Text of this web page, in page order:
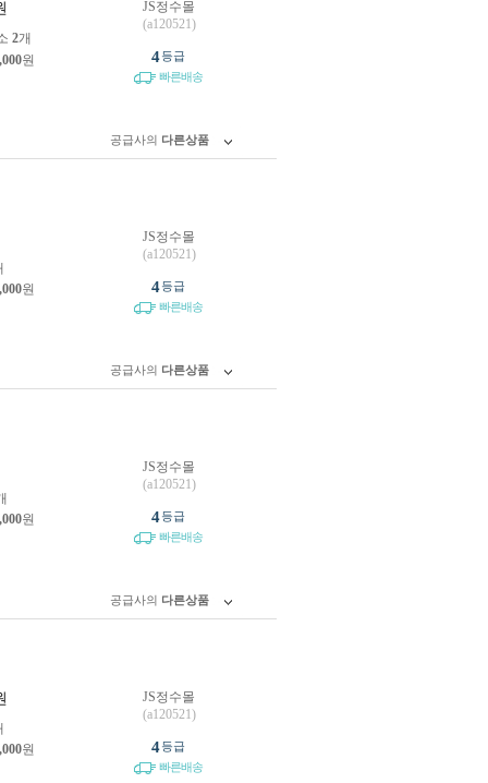
2개
원
JS정수몰
(a120521)
4등급
빠른배송
공급사의 다른상품
원
JS정수몰
(a120521)
4등급
빠른배송
공급사의 다른상품
원
JS정수몰
(a120521)
4등급
빠른배송
공급사의 다른상품
원
JS정수몰
(a120521)
4등급
빠른배송